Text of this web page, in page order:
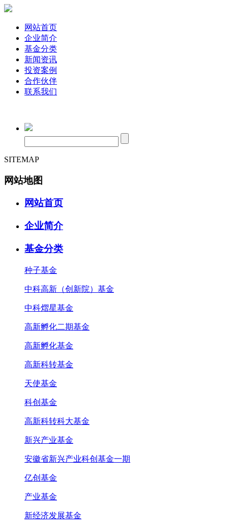
网站首页
企业简介
基金分类
新闻资讯
投资案例
合作伙伴
联系我们
SITEMAP
网站地图
网站首页
企业简介
基金分类
种子基金
中科高新（创新院）基金
中科熠星基金
高新孵化二期基金
高新孵化基金
高新科转基金
天使基金
科创基金
高新科转科大基金
新兴产业基金
安徽省新兴产业科创基金一期
亿创基金
产业基金
新经济发展基金